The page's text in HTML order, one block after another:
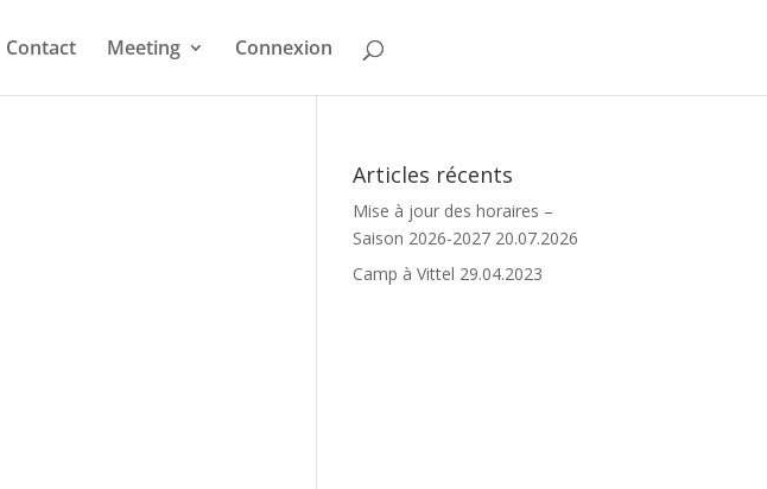
Contact Meeting Connexion
Articles récents
Mise à jour des horaires –
Saison 2026-2027 20.07.2026
Camp à Vittel 29.04.2023